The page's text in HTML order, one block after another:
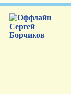
Сергей
Борчиков